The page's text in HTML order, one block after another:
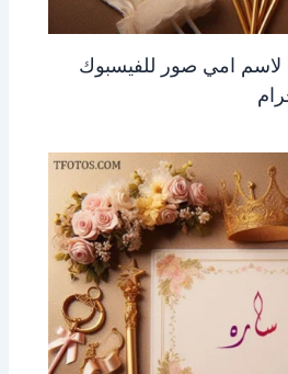
امي صور للفيسبوك